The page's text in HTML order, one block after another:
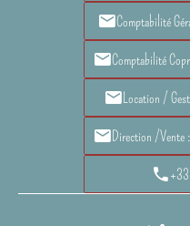
Comptabilité
Comptabilité
Location /
Direction /Vente